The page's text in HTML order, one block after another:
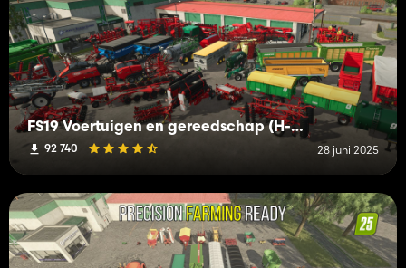
FS19 Voertuigen en gereedschap (H-K)
92 740 28 juni 2025